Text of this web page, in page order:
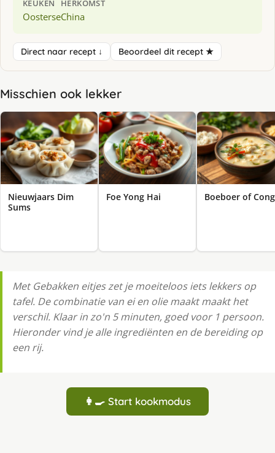
KEUKEN
Oosterse
HERKOMST
China
Direct naar recept ↓ Beoordeel dit recept ★
Misschien ook lekker
Nieuwjaars Dim
Sums
Foe Yong Hai Boeboer of
Met Gebakken eitjes zet je moeiteloos iets lekkers op
tafel. De combinatie van ei en olie maakt maakt het
verschil. Klaar in zo'n 5 minuten, goed voor 1 persoon.
Hieronder vind je alle ingrediënten en de bereiding op
een rij.
👩‍🍳 Start kookmodus